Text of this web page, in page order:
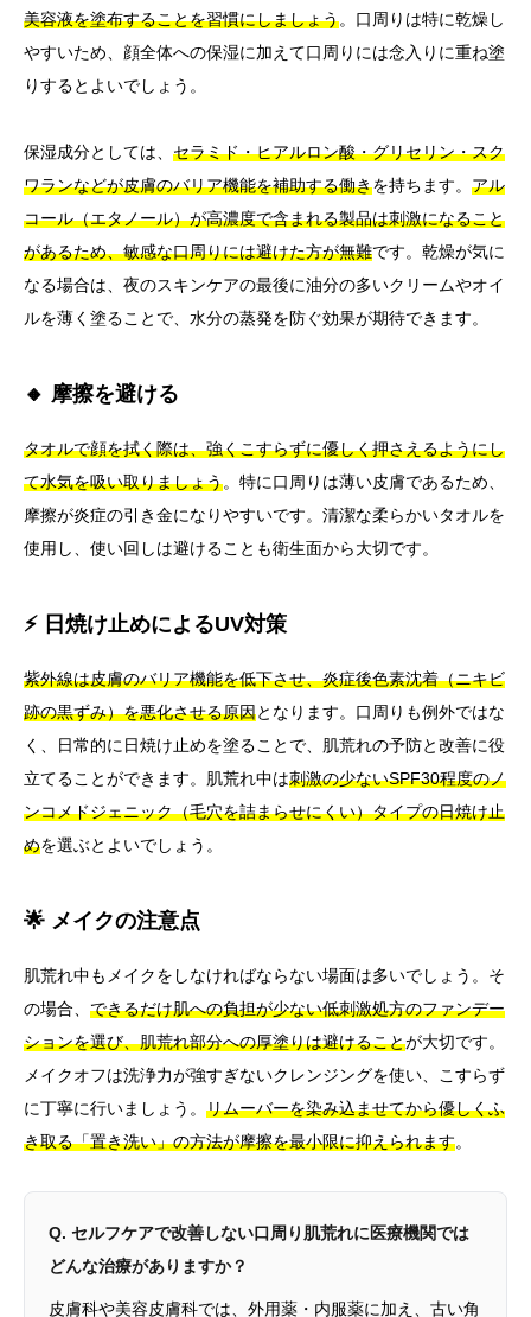
美容液を塗布することを習慣にしましょう。口周りは特に乾燥し
やすいため、顔全体への保湿に加えて口周りには念入りに重ね塗
りするとよいでしょう。
保湿成分としては、 セラミド・ヒアルロン酸・グリセリン・スク
ワランなどが皮膚のバリア機能を補助する働きを持ちます。 アル
コール（エタノール）が高濃度で含まれる製品は刺激になること
があるため、敏感な口周りには避けた方が無難です。乾燥が気に
なる場合は、夜のスキンケアの最後に油分の多いクリームやオイ
ルを薄く塗ることで、水分の蒸発を防ぐ効果が期待できます。
🔸 摩擦を避ける
タオルで顔を拭く際は、強くこすらずに優しく押さえるようにし
て水気を吸い取りましょう。特に口周りは薄い皮膚であるため、
摩擦が炎症の引き金になりやすいです。清潔な柔らかいタオルを
使用し、使い回しは避けることも衛生面から大切です。
⚡ 日焼け止めによるUV対策
紫外線は皮膚のバリア機能を低下させ、炎症後色素沈着（ニキビ
跡の黒ずみ）を悪化させる原因となります。口周りも例外ではな
く、日常的に日焼け止めを塗ることで、肌荒れの予防と改善に役
立てることができます。肌荒れ中は刺激の少ないSPF30程度のノ
ンコメドジェニック（毛穴を詰まらせにくい）タイプの日焼け止
めを選ぶとよいでしょう。
🌟 メイクの注意点
肌荒れ中もメイクをしなければならない場面は多いでしょう。そ
の場合、 できるだけ肌への負担が少ない低刺激処方のファンデー
ションを選び、肌荒れ部分への厚塗りは避けることが大切です。
メイクオフは洗浄力が強すぎないクレンジングを使い、こすらず
に丁寧に行いましょう。 リムーバーを染み込ませてから優しくふ
き取る「置き洗い」の方法が摩擦を最小限に抑えられます。
Q. セルフケアで改善しない口周り肌荒れに医療機関では
どんな治療がありますか？
皮膚科や美容皮膚科では、外用薬・内服薬に加え、古い角